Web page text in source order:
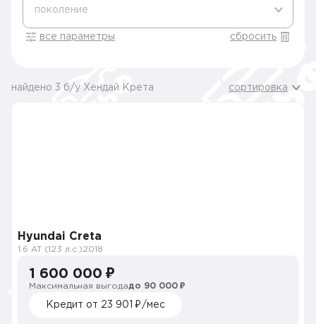
поколение
все параметры сбросить
найдено 3 б/у Хендай Крета сортировка
Hyundai Creta
1.6 AT (123 л.с.)2018
1 600 000 ₽
Максимальная выгодадо 90 000 ₽
Кредит от 23 901 ₽/мес